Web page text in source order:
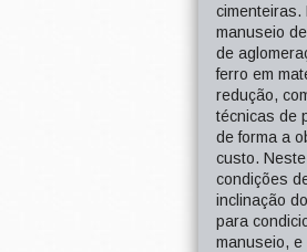
manuseio
de
ferro em
redução,
técnicas de
de forma a
custo.
condições
inclinação
para
manuseio,